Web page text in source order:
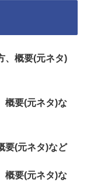
、概要(元ネタ)
概要(元ネタ)な
要(元ネタ)など
概要(元ネタ)な